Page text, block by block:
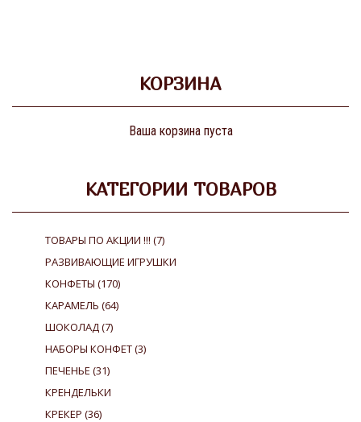
КОРЗИНА
Ваша корзина пуста
КАТЕГОРИИ ТОВАРОВ
ТОВАРЫ ПО АКЦИИ !!! (7)
РАЗВИВАЮЩИЕ ИГРУШКИ
КОНФЕТЫ (170)
КАРАМЕЛЬ (64)
ШОКОЛАД(7)
НАБОРЫ КОНФЕТ(3)
ПЕЧЕНЬЕ (31)
КРЕНДЕЛЬКИ
КРЕКЕР (36)